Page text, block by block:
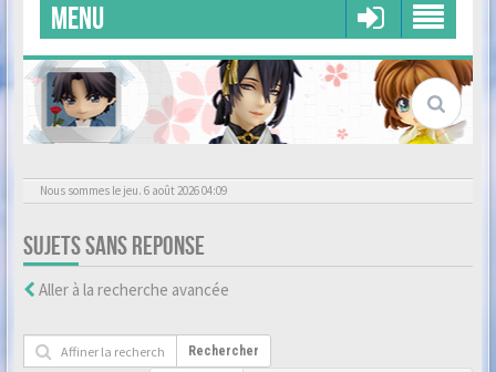
MENU
Nous sommes le jeu. 6 août 2026 04:09
SUJETS SANS REPONSE
Aller à la recherche avancée
Rechercher